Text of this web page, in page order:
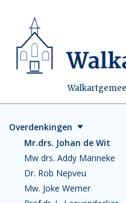
Overdenkingen
Mr.drs. Johan de Wit
Mw drs. Addy Manneke
Dr. Rob Nepveu
Mw. Joke Werner